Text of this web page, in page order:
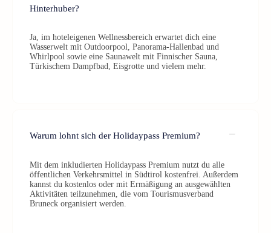
Hinterhuber?
Ja, im hoteleigenen Wellnessbereich erwartet dich eine
Wasserwelt mit Outdoorpool, Panorama-Hallenbad und
Whirlpool sowie eine Saunawelt mit Finnischer Sauna,
Türkischem Dampfbad, Eisgrotte und vielem mehr.
Warum lohnt sich der Holidaypass Premium?
Mit dem inkludierten Holidaypass Premium nutzt du alle
öffentlichen Verkehrsmittel in Südtirol kostenfrei. Außerdem
kannst du kostenlos oder mit Ermäßigung an ausgewählten
Aktivitäten teilzunehmen, die vom Tourismusverband
Bruneck organisiert werden.